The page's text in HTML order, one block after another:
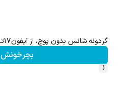
گردونه شانس بدون پوچ، از آیفون17تا PS5 و طلای دیجیتال و دلار🔥
بچرخونش
‹